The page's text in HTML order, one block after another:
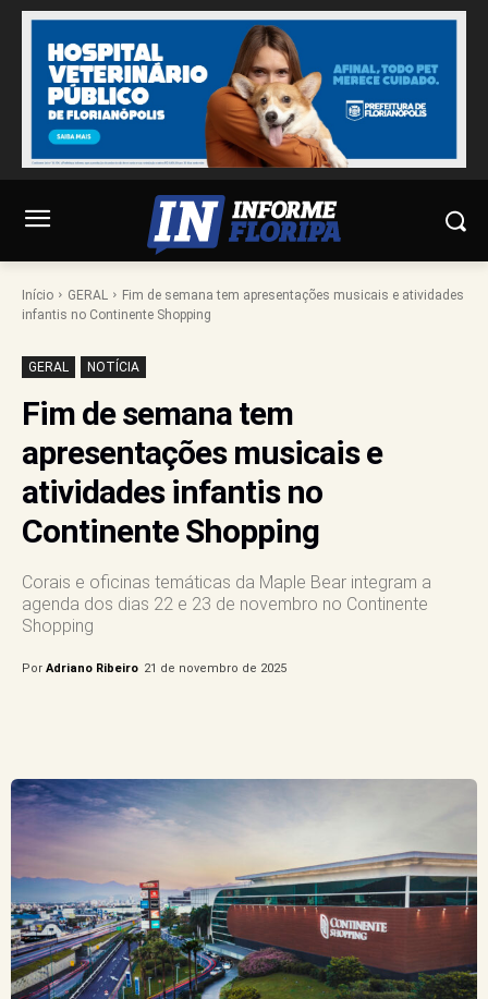
Início GERAL
Fim de semana tem apresentações musicais e atividades
infantis no Continente Shopping
GERAL NOTÍCIA
Fim de semana tem
apresentações musicais e
atividades infantis no
Continente Shopping
Corais e oficinas temáticas da Maple Bear integram a
agenda dos dias 22 e 23 de novembro no Continente
Shopping
Por Adriano Ribeiro 21 de novembro de 2025